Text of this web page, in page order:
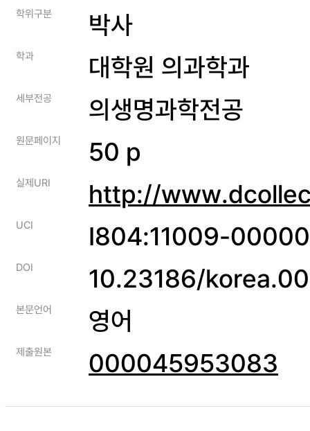
학위구분 박사
학과 대학원 의과학과
세부전공 의생명과학전공
원문페이지 50 p
실제URI http://
UCI I804:11009-
DOI 10.23186/
본문언어 영어
제출원본 000045953083